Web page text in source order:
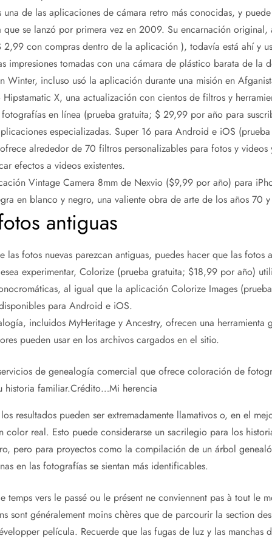
de las aplicaciones de cámara retro más conocidas, y
que se lanzó por primera vez en 2009. Su encarnación original,
con compras dentro de la aplicación ), todavía está ahí y
impresiones tomadas con una cámara de plástico barata de la
Winter, incluso usó la aplicación durante una misión en
X, una actualización con cientos de filtros y
en línea (prueba gratuita; $ 29,99 por año para
especializadas. Super 16 para Android e iOS
alrededor de 70 filtros personalizables para fotos y videos
efectos a videos existentes.
Vintage Camera 8mm de Nexvio ($9,99 por año) para
en blanco y negro, una valiente obra de arte de los años 70 y
antiguas
las fotos nuevas parezcan antiguas, puedes hacer que las fotos
experimentar, Colorize (prueba gratuita; $18,99 por año)
al igual que la aplicación Colorize Images
para Android e iOS.
incluidos MyHeritage y Ancestry, ofrecen una herramienta
pueden usar en los archivos cargados en el sitio.
de genealogía comercial que ofrece coloración de
historia familiar.Crédito…Mi herencia
resultados pueden ser extremadamente llamativos o, en el
color real. Esto puede considerarse un sacrilegio para los
pero para proyectos como la compilación de un árbol
en las fotografías se sientan más identificables.
temps vers le passé ou le présent ne conviennent pas à tout le
sont généralement moins chères que de parcourir la section
película. Recuerde que las fugas de luz y las manchas